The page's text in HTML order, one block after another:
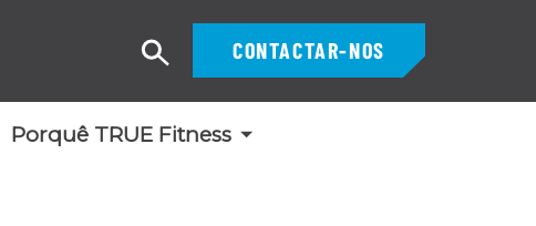
Porquê TRUE Fitness
CONTACTAR-NOS
Pesquisar